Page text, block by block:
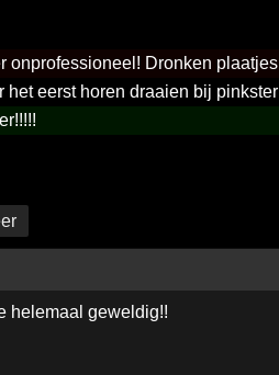
onprofessioneel! Dronken
het eerst horen draaien bij
helemaal geweldig!!